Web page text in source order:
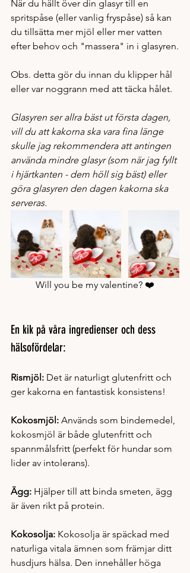
När du hällt över din glasyr till en
spritspåse (eller vanlig fryspåse) så kan
du tillsätta mer mjöl eller mer vatten
efter behov och "massera" in i glasyren.
Obs. detta gör du innan du klipper hål
eller var noggrann med att täcka hålet.
Glasyren ser allra bäst ut första dagen,
vill du att kakorna ska vara fina länge
skulle jag rekommendera att antingen
använda mindre glasyr (som när jag fyllt
i hjärtkanten - dem höll sig bäst) eller
göra glasyren den dagen kakorna ska
serveras.
Will you be my valentine? ❤️
En kik på våra ingredienser och dess
hälsofördelar:
Rismjöl: Det är naturligt glutenfritt och
ger kakorna en fantastisk konsistens!
Kokosmjöl: Används som bindemedel,
kokosmjöl är både glutenfritt och
spannmålsfritt (perfekt för hundar som
lider av intolerans).
Ägg: Hjälper till att binda smeten, ägg
är även rikt på protein.
Kokosolja: Kokosolja är späckad med
naturliga vitala ämnen som främjar ditt
husdjurs hälsa. Den innehåller höga